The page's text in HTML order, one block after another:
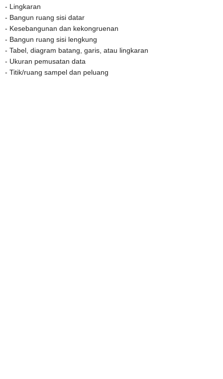
- Lingkaran
- Bangun ruang sisi datar
- Kesebangunan dan kekongruenan
- Bangun ruang sisi lengkung
- Tabel, diagram batang, garis, atau lingkaran
- Ukuran pemusatan data
- Titik/ruang sampel dan peluang